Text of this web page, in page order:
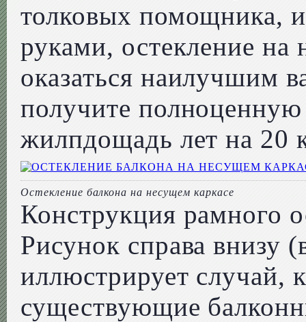
толковых помощника,
руками, остекление
оказаться наилучшим
получите
жилпдощадь лет на 20
Остекление балкона на несущем каркасе
Конструкция рамного
Рисунок справа внизу
иллюстрирует случай,
существующие